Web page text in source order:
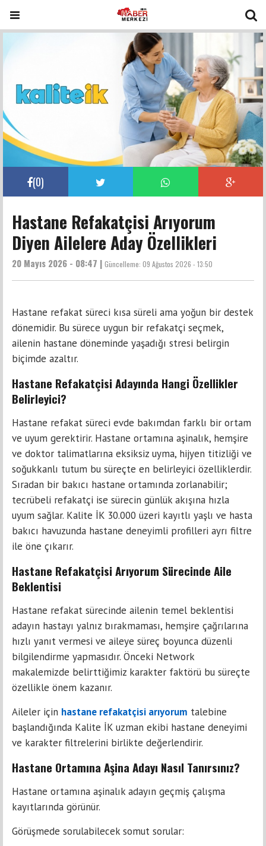
(0)
Hastane Refakatçisi Arıyorum
Diyen Ailelere Aday Özellikleri
20 Mayıs 2026 - 08:47 | Güncelleme: 09 Ağustos 2026 - 13:50
Hastane refakat süreci kısa süreli ama yoğun bir destek
dönemidir. Bu sürece uygun bir refakatçi seçmek,
ailenin hastane döneminde yaşadığı stresi belirgin
biçimde azaltır.
Hastane Refakatçisi Adayında Hangi Özellikler
Belirleyici?
Hastane refakat süreci evde bakımdan farklı bir ortam
ve uyum gerektirir. Hastane ortamına aşinalık, hemşire
ve doktor talimatlarına eksiksiz uyma, hijyen titizliği ve
soğukkanlı tutum bu süreçte en belirleyici özelliklerdir.
Sıradan bir bakıcı hastane ortamında zorlanabilir;
tecrübeli refakatçi ise sürecin günlük akışına hızla
uyum sağlar. Kalite İK 30.000 üzeri kayıtlı yaşlı ve hasta
bakıcı havuzunda hastane deneyimli profilleri ayrı filtre
ile öne çıkarır.
Hastane Refakatçisi Arıyorum Sürecinde Aile
Beklentisi
Hastane refakat sürecinde ailenin temel beklentisi
adayın hastayı yalnız bırakmaması, hemşire çağrılarına
hızlı yanıt vermesi ve aileye süreç boyunca düzenli
bilgilendirme yapmasıdır. Önceki Network
makalemizde belirttiğimiz karakter faktörü bu süreçte
özellikle önem kazanır.
Aileler için hastane refakatçisi arıyorum talebine
başlandığında Kalite İK uzman ekibi hastane deneyimi
ve karakter filtrelerini birlikte değerlendirir.
Hastane Ortamına Aşina Adayı Nasıl Tanırsınız?
Hastane ortamına aşinalık adayın geçmiş çalışma
kayıtlarında görünür.
Görüşmede sorulabilecek somut sorular: